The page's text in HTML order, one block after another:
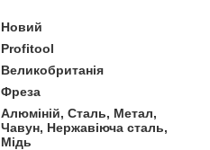
Новий
Profitool
Великобританія
Фреза
Алюміній, Сталь, Метал,
Чавун, Нержавіюча сталь,
Мідь